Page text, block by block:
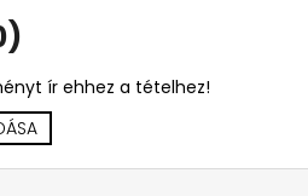
ír ehhez a tételhez!